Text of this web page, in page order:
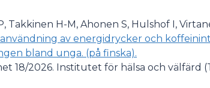
Takkinen H-M, Ahonen S, Hulshof I,
av energidrycker och
bland unga. (på finska).
18/2026. Institutet för hälsa och välfärd